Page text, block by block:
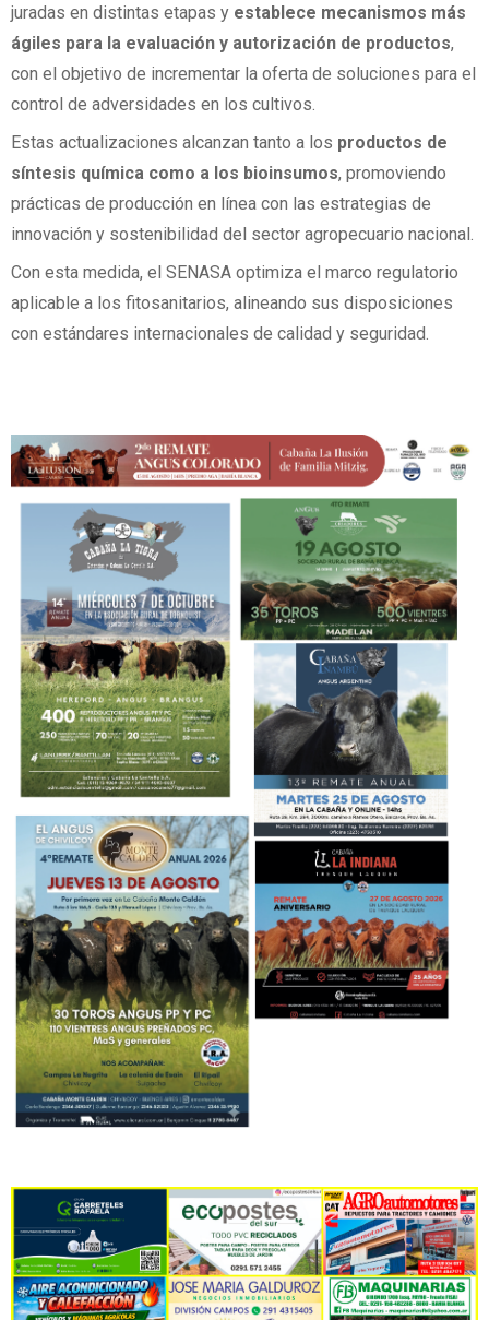
juradas en distintas etapas y establece mecanismos más
ágiles para la evaluación y autorización de productos,
con el objetivo de incrementar la oferta de soluciones para el
control de adversidades en los cultivos.
Estas actualizaciones alcanzan tanto a los productos de
síntesis química como a los bioinsumos, promoviendo
prácticas de producción en línea con las estrategias de
innovación y sostenibilidad del sector agropecuario nacional.
Con esta medida, el SENASA optimiza el marco regulatorio
aplicable a los fitosanitarios, alineando sus disposiciones
con estándares internacionales de calidad y seguridad.